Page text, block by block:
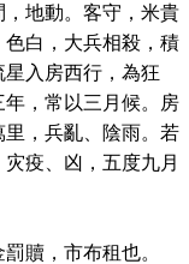
地動。客守，米貴
白，大兵相殺，積
入房西行，為狂
，常以三月候。房
里，兵亂、陰雨。若
疫、凶，五度九月
贖，市布租也。